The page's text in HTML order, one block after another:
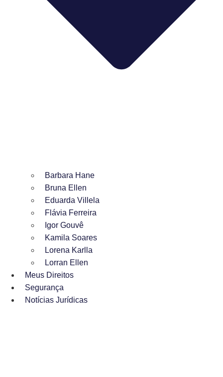
Barbara Hane
Bruna Ellen
Eduarda Villela
Flávia Ferreira
Igor Gouvê
Kamila Soares
Lorena Karlla
Lorran Ellen
Meus Direitos
Segurança
Notícias Jurídicas